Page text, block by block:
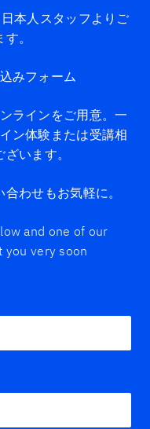
本人スタッフよりご
。
みフォーム
ラインをご用意。一
ン体験または受講相
います。
わせもお気軽に。
and one of our
very soon